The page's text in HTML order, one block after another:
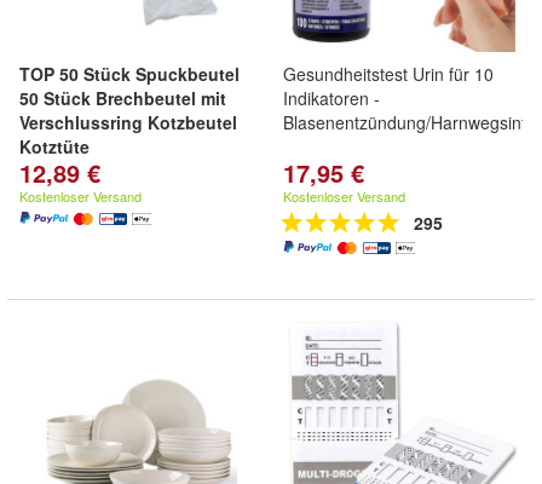
TOP 50 Stück Spuckbeutel
50 Stück Brechbeutel mit
Verschlussring Kotzbeutel
Kotztüte
12,89 €
Kostenloser Versand
Gesundheitstest Urin für 10
Indikatoren -
Blasenentzündung/
17,95 €
Kostenloser Versand
295